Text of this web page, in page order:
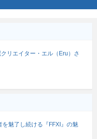
リエイター・エル（Eru）さ
魅了し続ける『FFXI』の魅